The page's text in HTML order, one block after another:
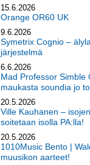
15.6.2026
Orange OR60 UK
9.6.2026
Symetrix Cognio –
järjestelmä
6.6.2026
Mad Professor Simble
maukasta soundia jo
20.5.2026
Ville Kauhanen –
soitetaan isolla PA:lla!
20.5.2026
1010Music Bento |
muusikon aarteet!